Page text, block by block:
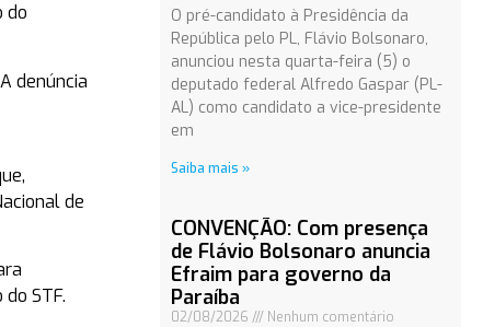
do
denúncia
de
STF.
O pré-candidato à Presidência da
República pelo PL, Flávio Bolsonaro,
anunciou nesta quarta-feira (5) o
deputado federal Alfredo Gaspar (PL-
AL) como candidato a vice-presidente
em
Saiba mais »
CONVENÇÃO: Com presença
de Flávio Bolsonaro anuncia
Efraim para governo da
Paraíba
02/08/2026 Nenhum comentário